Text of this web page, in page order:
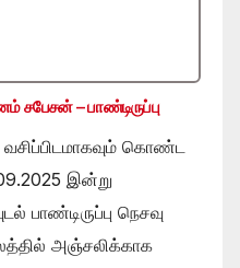
சபேசன் – பாண்டிருப்பு
வசிப்பிடமாகவும் கொண்ட
இன்று
பாண்டிருப்பு நெசவு
அஞ்சலிக்காக